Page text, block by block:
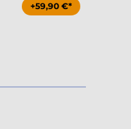
+59,90 €*